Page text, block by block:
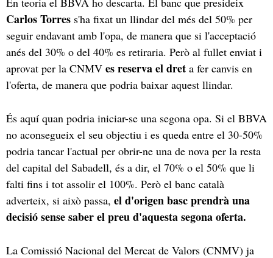
Carlos Torres s'ha fixat un llindar del més del 50% per
seguir endavant amb l'opa, de manera que si l'acceptació
anés del 30% o del 40% es retiraria. Però al fullet enviat i
aprovat per la CNMV es reserva el dret a fer canvis en
l'oferta, de manera que podria baixar aquest llindar.
És aquí quan podria iniciar-se una segona opa. Si el BBVA
no aconsegueix el seu objectiu i es queda entre el 30-50%
podria tancar l'actual per obrir-ne una de nova per la resta
del capital del Sabadell, és a dir, el 70% o el 50% que li
falti fins i tot assolir el 100%. Però el banc català
adverteix, si això passa, el d'origen basc prendrà una
decisió sense saber el preu d'aquesta segona oferta.
La Comissió Nacional del Mercat de Valors (CNMV) ja